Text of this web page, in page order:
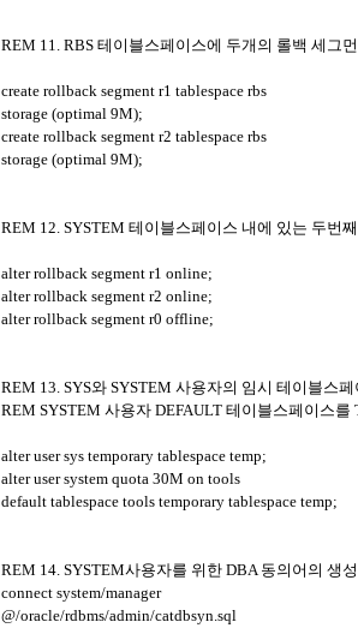
REM 11. RBS 테이블스페이스에 두개의 롤백 세그
create rollback segment r1 tablespace rbs
storage (optimal 9M);
create rollback segment r2 tablespace rbs
storage (optimal 9M);
REM 12. SYSTEM 테이블스페이스 내에 있는 두번
alter rollback segment r1 online;
alter rollback segment r2 online;
alter rollback segment r0 offline;
REM 13. SYS와 SYSTEM 사용자의 임시 테이블스
REM SYSTEM 사용자 DEFAULT 테이블스페이스를
alter user sys temporary tablespace temp;
alter user system quota 30M on tools
default tablespace tools temporary tablespace temp;
REM 14. SYSTEM사용자를 위한 DBA 동의어의 생성
connect system/manager
@/oracle/rdbms/admin/catdbsyn.sql